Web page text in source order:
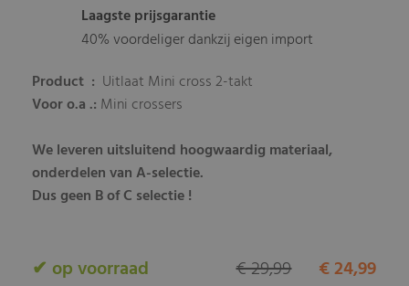
Laagste prijsgarantie
40% voordeliger dankzij eigen import
Product : Uitlaat Mini cross 2-takt
Voor o.a .: Mini crossers
We leveren uitsluitend hoogwaardig materiaal,
onderdelen van A-selectie.
Dus geen B of C selectie !
✔ op voorraad € 24,99
€ 29,99